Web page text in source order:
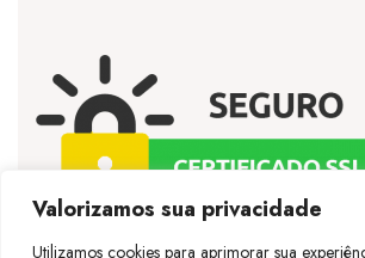
Valorizamos sua privacidade
Utilizamos cookies para aprimorar sua